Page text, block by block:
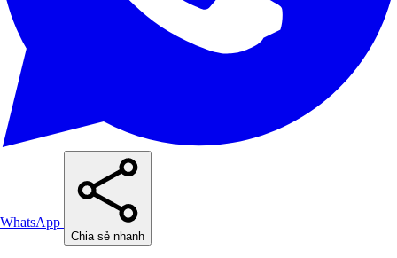
WhatsApp
Chia sẻ nhanh